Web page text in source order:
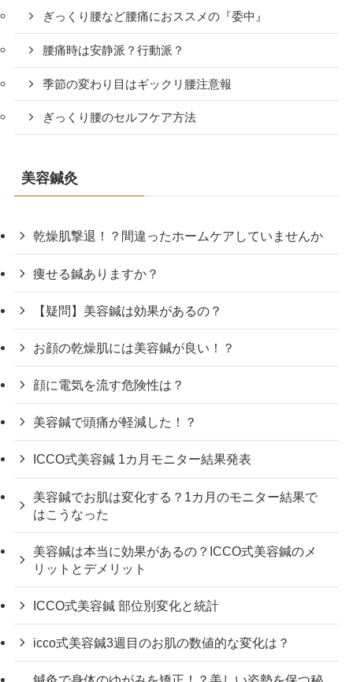
ぎっくり腰など腰痛におススメの『委中』
腰痛時は安静派？行動派？
季節の変わり目はギックリ腰注意報
ぎっくり腰のセルフケア方法
美容鍼灸
乾燥肌撃退！？間違ったホームケアしていませんか
痩せる鍼ありますか？
【疑問】美容鍼は効果があるの？
お顔の乾燥肌には美容鍼が良い！？
顔に電気を流す危険性は？
美容鍼で頭痛が軽減した！？
ICCO式美容鍼 1カ月モニター結果発表
美容鍼でお肌は変化する？1カ月のモニター結果で
はこうなった
美容鍼は本当に効果があるの？ICCO式美容鍼のメ
リットとデメリット
ICCO式美容鍼 部位別変化と統計
icco式美容鍼3週目のお肌の数値的な変化は？